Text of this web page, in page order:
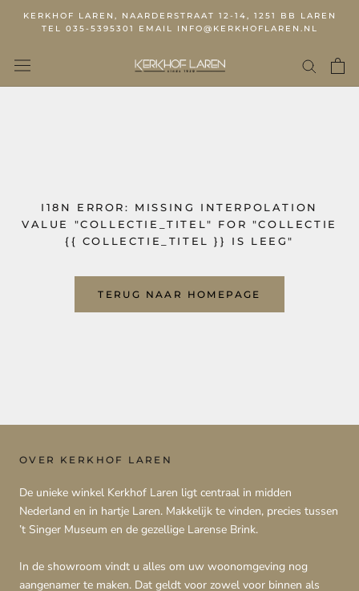
KERKHOF LAREN, NAARDERSTRAAT 12-14, 1251 BB LAREN
TEL 035-5395301 EMAIL INFO@KERKHOFLAREN.NL
I18N ERROR: MISSING INTERPOLATION
VALUE "COLLECTIE_TITEL" FOR "COLLECTIE
{{ COLLECTIE_TITEL }} IS LEEG"
TERUG NAAR HOMEPAGE
OVER KERKHOF LAREN
De unieke winkel Kerkhof Laren ligt centraal in midden
Nederland en in hartje Laren. Makkelijk te vinden, precies tussen
’t Singer Museum en de gezellige Larense Brink.
In de showroom vindt u alles om uw woonomgeving nog
aangenamer te maken. Dat geldt voor zowel voor binnen als